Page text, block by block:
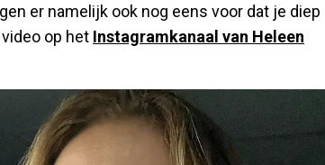
er namelijk ook nog eens voor dat je diep
op het Instagramkanaal van Heleen